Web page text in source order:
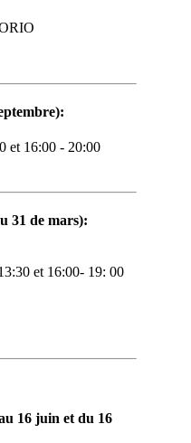
:
et 16:00 - 20:00
31 de mars):
et 16:00- 19: 00
16 juin et du 16